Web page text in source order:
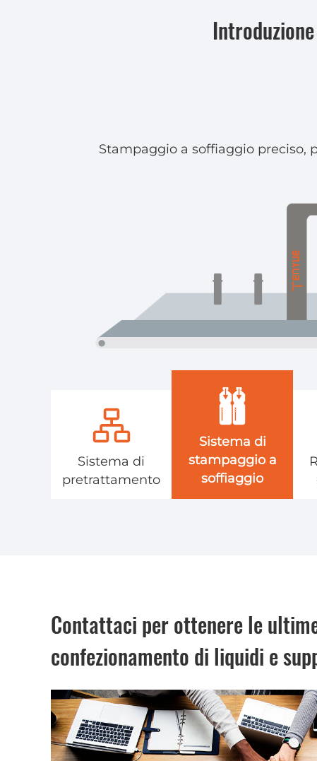
Stampaggio a soffiaggio preciso,
Sistema di
pretrattamento
Sistema di
stampaggio a
soffiaggio
Contattaci per ottenere le
confezionamento di liquidi e